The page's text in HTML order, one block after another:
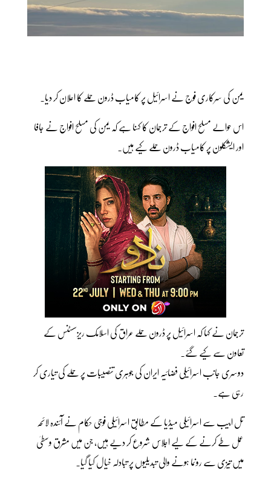
یمن کی سرکاری فوج نے اسرائیل پر کامیاب ڈرون حملے کا اعلان کر دیا۔
اس حوالے مسلح افواج کے ترجمان کا کہنا ہے کہ یمن کی مسلح افواج نے جافا
اور ایشکلون پر کامیاب ڈرون حملے کیے ہیں۔
ترجمان نے کہا کہ اسرائیل پر ڈرون حملے عراق کی اسلامک ریزسسٹنس کے
تعاون سے کیے گئے۔
دوسری جانب اسرائیلی فضائیہ ایران کی جوہری تنصیبات پر حملے کی تیاری کر
رہی ہے۔
تل ابیب سے اسرائیلی میڈیا کے مطابق اسرائیلی فوجی حکام نے آئندہ لائحہ
عمل طے کرنے کے لیے اجلاس شروع کر دیے ہیں، جن میں مشرق وسطیٰ
میں تیزی سے رونما ہونے والی تبدیلیوں پر تبادلہ خیال کیا گیا۔